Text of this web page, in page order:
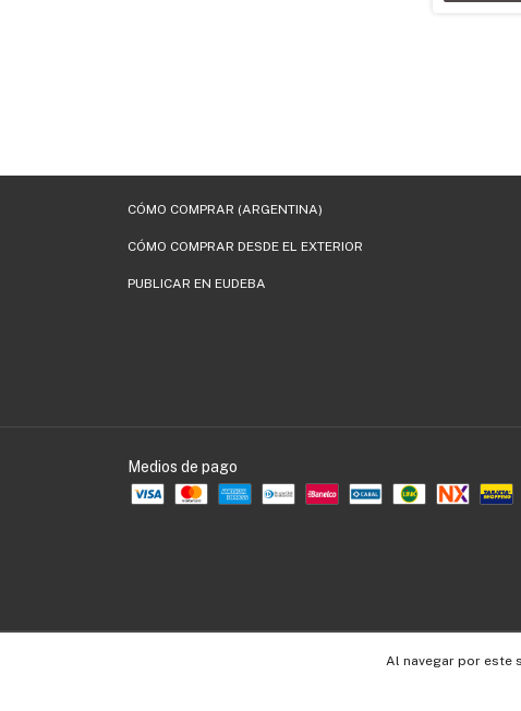
Al navegar por este
CÓMO COMPRAR (ARGENTINA)
CÓMO COMPRAR DESDE EL EXTERIOR
PUBLICAR EN EUDEBA
Medios de pago